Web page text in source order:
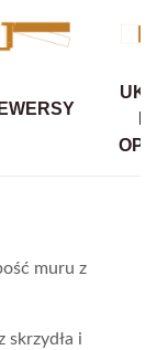
muru z
skrzydła i